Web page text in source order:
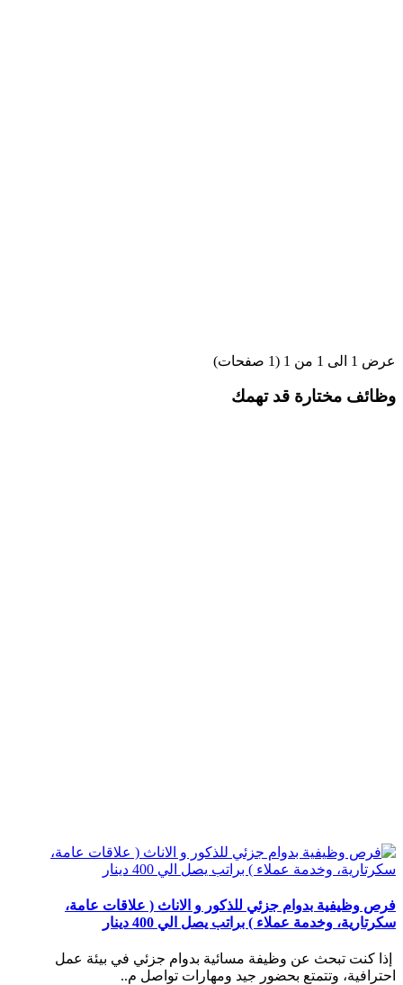
عرض 1 الى 1 من 1 (1 صفحات)
وظائف مختارة قد تهمك
فرص وظيفية بدوام جزئي للذكور و الاناث ( علاقات عامة،
سكرتارية، وخدمة عملاء ) براتب يصل الي 400 دينار
إذا كنت تبحث عن وظيفة مسائية بدوام جزئي في بيئة عمل
احترافية، وتتمتع بحضور جيد ومهارات تواصل م..